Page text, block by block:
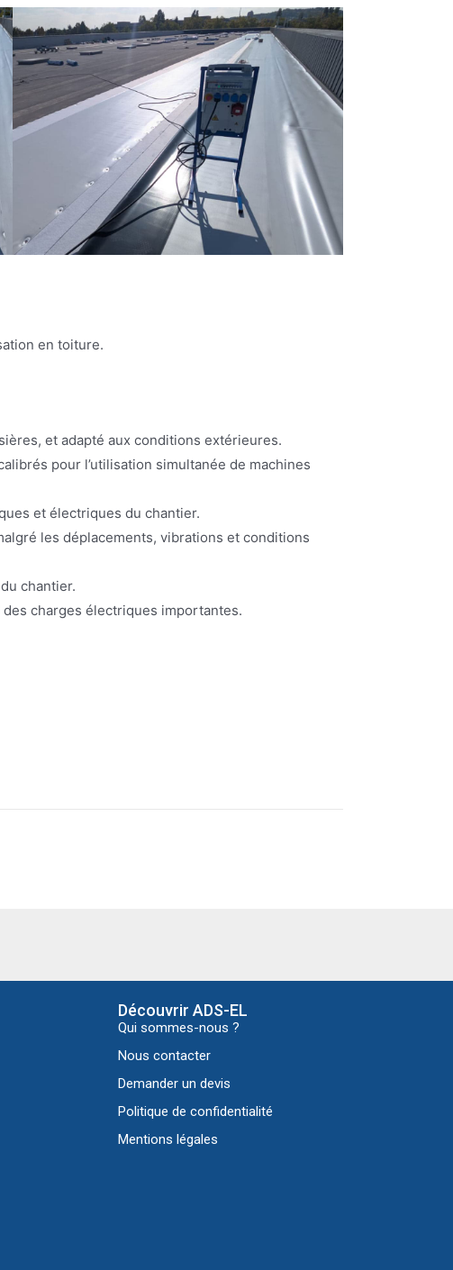
en toiture.
et adapté aux conditions extérieures.
pour l’utilisation simultanée de machines
et électriques du chantier.
les déplacements, vibrations et conditions
chantier.
charges électriques importantes.
Découvrir ADS-EL
Qui sommes-nous ?
Nous contacter
Demander un devis
Politique de confidentialité
Mentions légales